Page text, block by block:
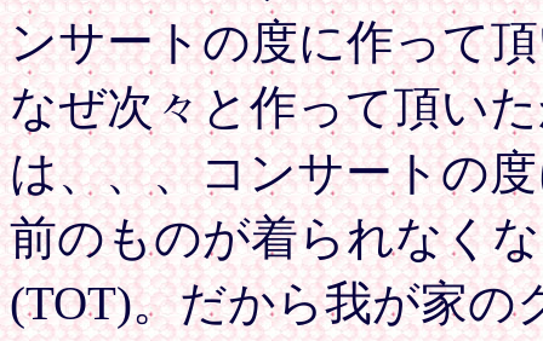
ンサートの度に作って
なぜ次々と作って頂い
は、、、コンサートの
前のものが着られなく
(TOT)。だから我が家の